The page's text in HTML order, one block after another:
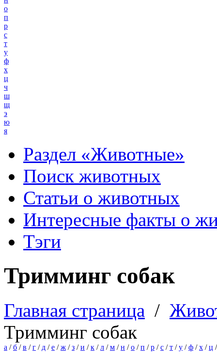
о
п
р
с
т
у
ф
х
ц
ч
ш
щ
э
ю
я
Раздел «Животные»
Поиск животных
Статьи о животных
Интересные факты о
Тэги
Тримминг собак
Главная страница /
Тримминг собак
а /б /в /г / д /е /ж /з /и /к /л /м /н /о /п /р /с /т /у /ф /х /ц